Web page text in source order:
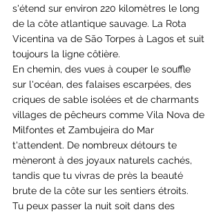
s'étend sur environ 220 kilomètres le long
de la côte atlantique sauvage. La Rota
Vicentina va de São Torpes à Lagos et suit
toujours la ligne côtière.
En chemin, des vues à couper le souffle
sur l'océan, des falaises escarpées, des
criques de sable isolées et de charmants
villages de pêcheurs comme Vila Nova de
Milfontes et Zambujeira do Mar
t'attendent. De nombreux détours te
mèneront à des joyaux naturels cachés,
tandis que tu vivras de près la beauté
brute de la côte sur les sentiers étroits.
Tu peux passer la nuit soit dans des